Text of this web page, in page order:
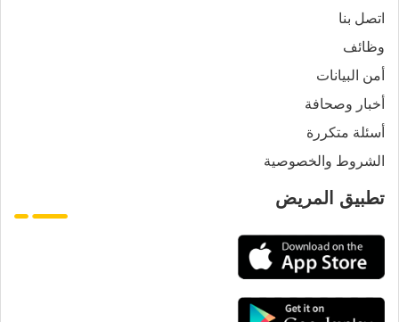
اتصل بنا
وظائف
أمن البيانات
أخبار وصحافة
أسئلة متكررة
الشروط والخصوصية
تطبيق المريض